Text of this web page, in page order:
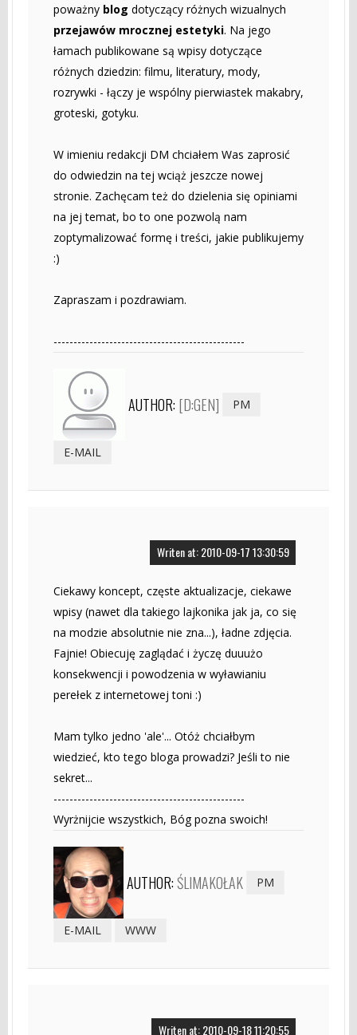
poważny blog dotyczący różnych wizualnych
przejawów mrocznej estetyki. Na jego
łamach publikowane są wpisy dotyczące
różnych dziedzin: filmu, literatury, mody,
rozrywki - łączy je wspólny pierwiastek makabry,
groteski, gotyku.
W imieniu redakcji DM chciałem Was zaprosić
do odwiedzin na tej wciąż jeszcze nowej
stronie. Zachęcam też do dzielenia się opiniami
na jej temat, bo to one pozwolą nam
zoptymalizować formę i treści, jakie publikujemy
:)
Zapraszam i pozdrawiam.
------------------------------------------------
AUTHOR: [D:GEN] PM
E-MAIL
Writen at: 2010-09-17 13:30:59
Ciekawy koncept, częste aktualizacje, ciekawe
wpisy (nawet dla takiego lajkonika jak ja, co się
na modzie absolutnie nie zna...), ładne zdjęcia.
Fajnie! Obiecuję zaglądać i życzę duuużo
konsekwencji i powodzenia w wyławianiu
perełek z internetowej toni :)
Mam tylko jedno 'ale'... Otóż chciałbym
wiedzieć, kto tego bloga prowadzi? Jeśli to nie
sekret...
------------------------------------------------
Wyrżnijcie wszystkich, Bóg pozna swoich!
AUTHOR:ŚLIMAKOŁAK PM
E-MAIL WWW
Writen at: 2010-09-18 11:20:55